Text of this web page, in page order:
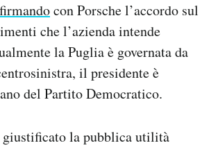
firmandocon Porsche l’accordo sul
che l’azienda intende
la Puglia è governata da
il presidente è
del Partito Democratico.
giustificato la pubblica utilità